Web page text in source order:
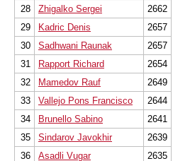
28
Zhigalko Sergei
2662
29
Kadric Denis
2657
30
Sadhwani Raunak
2657
31
Rapport Richard
2654
32
Mamedov Rauf
2649
33
Vallejo Pons Francisco
2644
34
Brunello Sabino
2641
35
Sindarov Javokhir
2639
36
Asadli Vugar
2635